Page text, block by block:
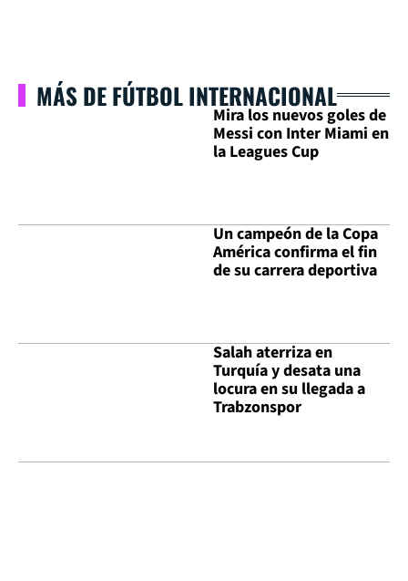
MÁS DE FÚTBOL INTERNACIONAL
Mira los nuevos goles de
Messi con Inter Miami en
la Leagues Cup
Un campeón de la Copa
América confirma el fin
de su carrera deportiva
Salah aterriza en
Turquía y desata una
locura en su llegada a
Trabzonspor